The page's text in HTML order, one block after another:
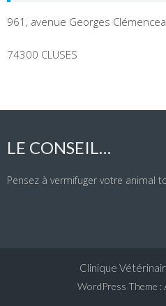
961, avenue Georges
74300 CLUSES
LE CONSEIL…
Pensez à vermifuger votre animal
Clinique
WordPress Theme :